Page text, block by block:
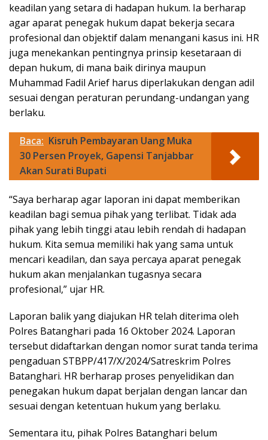
keadilan yang setara di hadapan hukum. Ia berharap
agar aparat penegak hukum dapat bekerja secara
profesional dan objektif dalam menangani kasus ini. HR
juga menekankan pentingnya prinsip kesetaraan di
depan hukum, di mana baik dirinya maupun
Muhammad Fadil Arief harus diperlakukan dengan adil
sesuai dengan peraturan perundang-undangan yang
berlaku.
Baca: Kisruh Pembayaran Uang Muka
30 Persen Proyek, Gapensi Tanjabbar
Akan Surati Bupati
“Saya berharap agar laporan ini dapat memberikan
keadilan bagi semua pihak yang terlibat. Tidak ada
pihak yang lebih tinggi atau lebih rendah di hadapan
hukum. Kita semua memiliki hak yang sama untuk
mencari keadilan, dan saya percaya aparat penegak
hukum akan menjalankan tugasnya secara
profesional,” ujar HR.
Laporan balik yang diajukan HR telah diterima oleh
Polres Batanghari pada 16 Oktober 2024. Laporan
tersebut didaftarkan dengan nomor surat tanda terima
pengaduan STBPP/417/X/2024/Satreskrim Polres
Batanghari. HR berharap proses penyelidikan dan
penegakan hukum dapat berjalan dengan lancar dan
sesuai dengan ketentuan hukum yang berlaku.
Sementara itu, pihak Polres Batanghari belum